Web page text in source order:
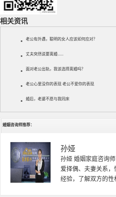
相关资讯
老公有外遇，聪明的女人应该如何应对？
丈夫突然说要离婚......
面对老公出轨，我该选择离婚吗？
老公心里没你的表现 老公不爱你的表现
婚后，老婆不愿与我同床
婚姻咨询师推荐：
黄明杰
黄明杰老师 国家二
中医药大学，主修
系调试，夫妻关系平